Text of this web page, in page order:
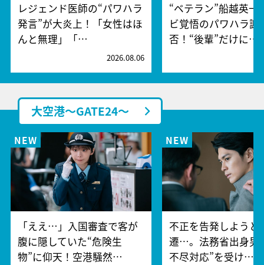
レジェンド医師の“パワハラ
発言”が大炎上！「女性はほ
んと無理」「…
2026.08.06
“ベテラン”船越英一
ビ覚悟のパワハラ謝
否！“後輩”だけに…
大空港～GATE24～
「ええ…」入国審査で客が
腹に隠していた“危険生
物”に仰天！空港騒然…
不正を告発しようと
遷…。法務省出身男
不尽対応”を受け…